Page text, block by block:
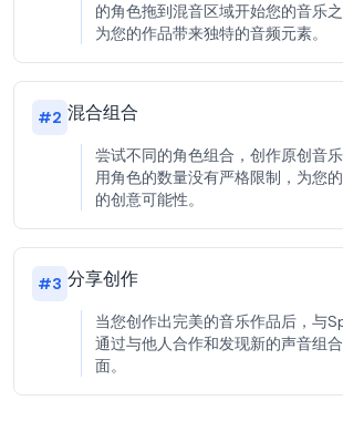
的角色拖到混音区域开始您的音乐
为您的作品带来独特的音频元素。
#2 混合组合
尝试不同的角色组合，创作原创音
用角色的数量没有严格限制，为您
的创意可能性。
#3 分享创作
当您创作出完美的音乐作品后，与
通过与他人合作和发现新的声音组
面。